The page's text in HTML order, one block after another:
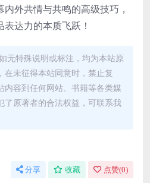
外共情与共鸣的高级技巧，
达力的本质飞跃！
无特殊说明或标注，均为本站原
在未征得本站同意时，禁止复
内容到任何网站、书籍等各类媒
了原著者的合法权益，可联系我
分享 收藏 点赞(0)